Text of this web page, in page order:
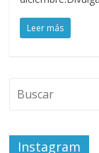
Leer más
Instagram